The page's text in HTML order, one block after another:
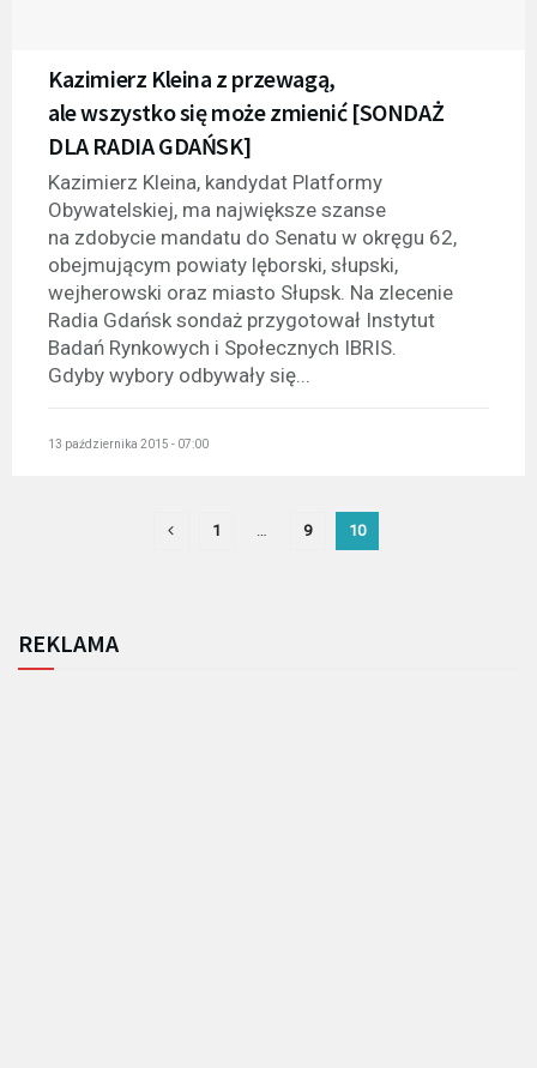
Kazimierz Kleina z przewagą,
ale wszystko się może zmienić [SONDAŻ
DLA RADIA GDAŃSK]
Kazimierz Kleina, kandydat Platformy
Obywatelskiej, ma największe szanse
na zdobycie mandatu do Senatu w okręgu 62,
obejmującym powiaty lęborski, słupski,
wejherowski oraz miasto Słupsk. Na zlecenie
Radia Gdańsk sondaż przygotował Instytut
Badań Rynkowych i Społecznych IBRIS.
Gdyby wybory odbywały się...
13 października 2015 - 07:00
1 9 10
REKLAMA